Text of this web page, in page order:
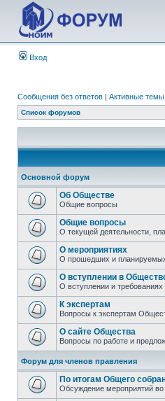
Вход
Сообщения без ответов | Активные темы
Список форумов
Основной форум
Об Обществе
Общие вопросы
Общие вопросы
О текущей деятельности,
О мероприятиях
О прошедших и
О вступлении в
О вступлении и требованиях
К экспертам
Вопросы к экспертам
О сайте Общества
Вопросы по работе и
Форум для членов правления
По итогам Общего
Обсуждение мероприятий